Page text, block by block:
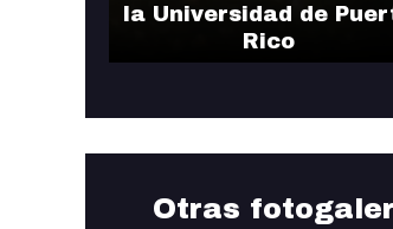
la Universidad de
Rico
Otras